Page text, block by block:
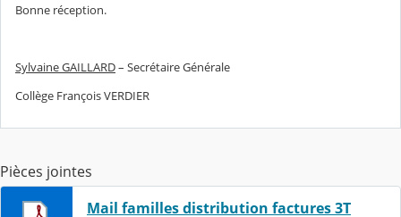
Bonne réception.
Sylvaine GAILLARD– Secrétaire Générale
Collège François VERDIER
Pièces jointes
Mail familles distribution factures 3T